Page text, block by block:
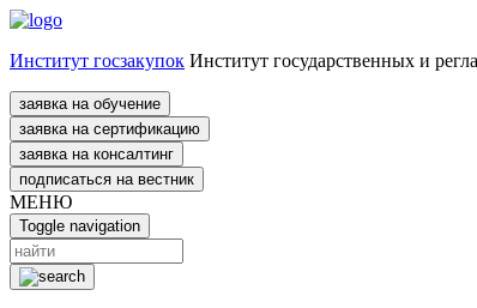
Институт госзакупок Институт государственных и
заявка на обучение
заявка на сертификацию
заявка на консалтинг
подписаться на вестник
МЕНЮ
Toggle navigation